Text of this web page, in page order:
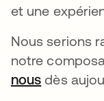
et une
Nous serions
notre
nous dès